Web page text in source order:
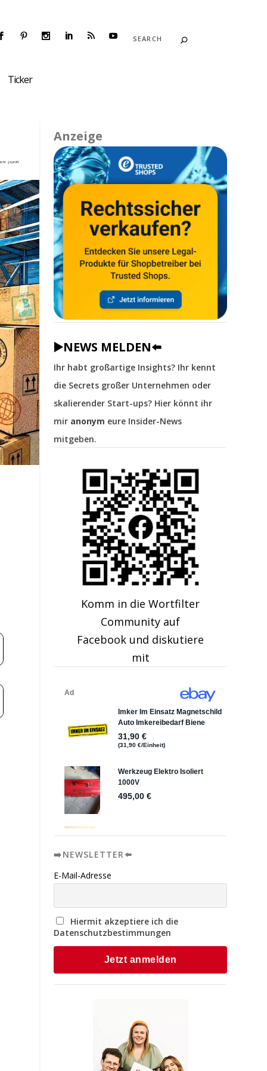
Ticker
Anzeige
▶️NEWS MELDEN⬅️
Ihr habt großartige Insights? Ihr kennt
die Secrets großer Unternehmen oder
skalierender Start-ups? Hier könnt ihr
mir anonym eure Insider-News
mitgeben.
Komm in die Wortfilter
Community auf
Facebook und diskutiere
mit
➡️NEWSLETTER⬅️
E-Mail-Adresse
Hiermit akzeptiere ich die
Datenschutzbestimmungen